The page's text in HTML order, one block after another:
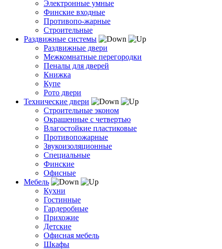
Электронные умные
Финские входные
Противопо-жарные
Строительные
Раздвижные системы
Раздвижные двери
Межкомнатные перегородки
Пеналы для дверей
Книжка
Купе
Рото двери
Технические двери
Строительные эконом
Окрашенные с четвертью
Влагостойкие пластиковые
Противопожарные
Звукоизоляционные
Специальные
Финские
Офисные
Мебель
Кухни
Гостинные
Гардеробные
Прихожие
Детские
Офисная мебель
Шкафы